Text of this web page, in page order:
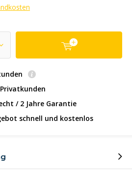
/ 2 Jahre Garantie
schnell und kostenlos